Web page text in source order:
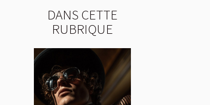
DANS CETTE
RUBRIQUE